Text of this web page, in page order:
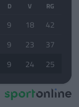
D V RG
9 18 42
9 23 37
9 24 25